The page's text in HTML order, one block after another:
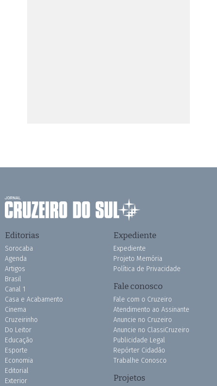
Editorias
Sorocaba
Agenda
Artigos
Brasil
Canal 1
Casa e Acabamento
Cinema
Cruzeirinho
Do Leitor
Educação
Esporte
Economia
Editorial
Exterior
Expediente
Expediente
Projeto Memória
Política de Privacidade
Fale conosco
Fale com o Cruzeiro
Atendimento ao Assinante
Anuncie no Cruzeiro
Anuncie no ClassiCruzeiro
Publicidade Legal
Repórter Cidadão
Trabalhe Conosco
Projetos